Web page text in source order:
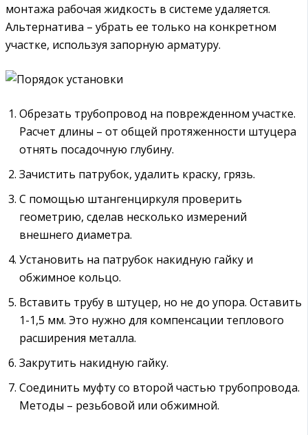
монтажа рабочая жидкость в системе удаляется.
Альтернатива – убрать ее только на конкретном
участке, используя запорную арматуру.
Обрезать трубопровод на поврежденном участке.
Расчет длины – от общей протяженности штуцера
отнять посадочную глубину.
Зачистить патрубок, удалить краску, грязь.
С помощью штангенциркуля проверить
геометрию, сделав несколько измерений
внешнего диаметра.
Установить на патрубок накидную гайку и
обжимное кольцо.
Вставить трубу в штуцер, но не до упора. Оставить
1-1,5 мм. Это нужно для компенсации теплового
расширения металла.
Закрутить накидную гайку.
Соединить муфту со второй частью трубопровода.
Методы – резьбовой или обжимной.